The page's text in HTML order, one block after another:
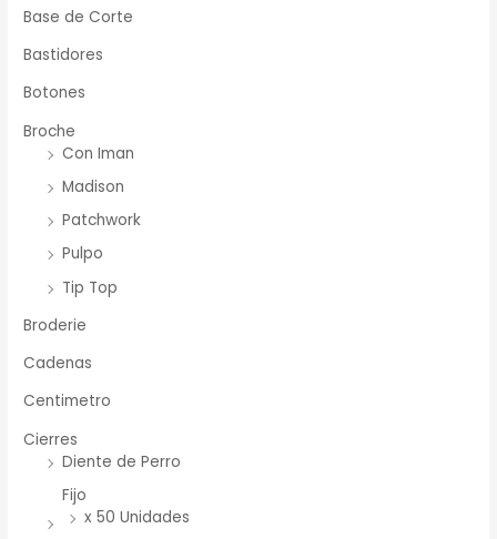
Base de Corte
Bastidores
Botones
Broche
Con Iman
Madison
Patchwork
Pulpo
Tip Top
Broderie
Cadenas
Centimetro
Cierres
Diente de Perro
Fijo
x 50 Unidades